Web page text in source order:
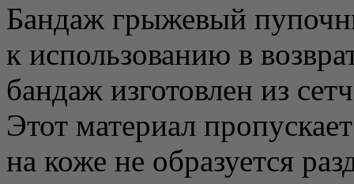
Бандаж грыжевый
к использованию в
бандаж изготовлен из
Этот материал
на коже не образуется